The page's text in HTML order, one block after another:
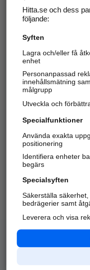
Hitta.se - Gratis
Sök företag, personer
Hitta telefonnummer,
Alla kategorier
API & Kartor
Hitta.se och dess
följande:
Syften
Lagra och/eller få
enhet
Personanpassad
innehållsmätning
målgrupp
Utveckla och
Specialfunktioner
Använda exakta
positionering
Identifiera enheter
begärs
Specialsyften
Säkerställa
bedrägerier samt
Leverera och visa